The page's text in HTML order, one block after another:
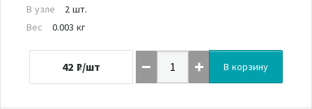
В узле
2 шт.
Вес
0.003 кг
42 ₽/шт В корзину